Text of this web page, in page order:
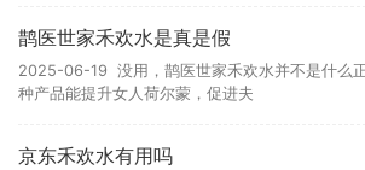
鹊医世家禾欢水是真是假
2025-06-19 没用，鹊医世家禾欢水并不是什么
种产品能提升女人荷尔蒙，促进夫
京东禾欢水有用吗